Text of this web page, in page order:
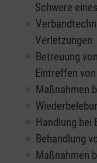
Schwere
Verletzungen
Betreuung
Eintreffen
Maßnahmen
Handlung bei
Behandlung
Maßnahmen